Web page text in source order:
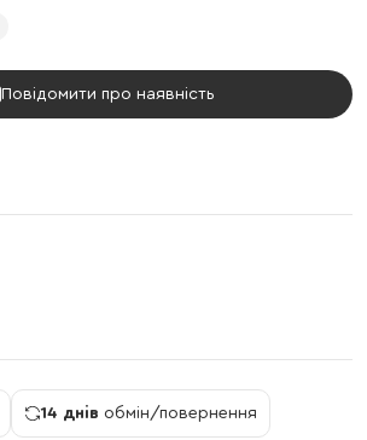
Повідомити про наявність
14 днів обмін/повернення